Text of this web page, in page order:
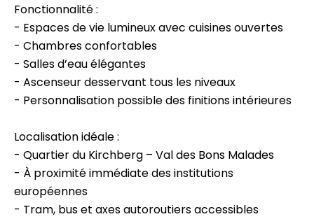
Fonctionnalité :
- Espaces de vie lumineux avec cuisines ouvertes
- Chambres confortables
- Salles d’eau élégantes
- Ascenseur desservant tous les niveaux
- Personnalisation possible des finitions intérieures
Localisation idéale :
- Quartier du Kirchberg – Val des Bons Malades
- À proximité immédiate des institutions
européennes
- Tram, bus et axes autoroutiers accessibles